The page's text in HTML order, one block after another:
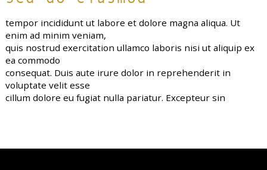
tempor incididunt ut labore et dolore magna aliqua. Ut
enim ad minim veniam,
quis nostrud exercitation ullamco laboris nisi ut aliquip ex
ea commodo
consequat. Duis aute irure dolor in reprehenderit in
voluptate velit esse
cillum dolore eu fugiat nulla pariatur. Excepteur sin